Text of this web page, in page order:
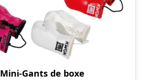
Mini-Gants de boxe